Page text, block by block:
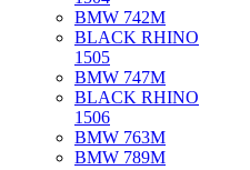
BMW 742M
BLACK RHINO
1505
BMW 747M
BLACK RHINO
1506
BMW 763M
BMW 789M